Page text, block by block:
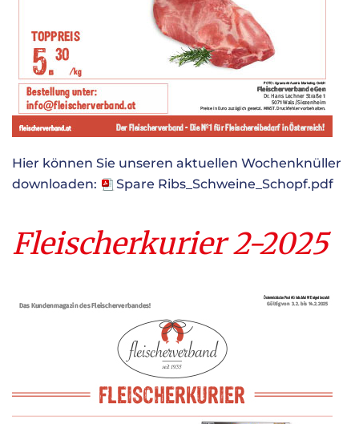
Hier können Sie unseren aktuellen Wochenknüller
downloaden:
Spare Ribs_Schweine_Schopf.pdf
Fleischerkurier 2-2025